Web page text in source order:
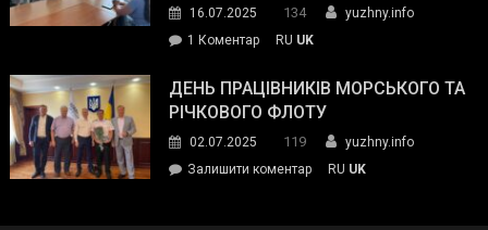
команда
укриття
16.07.2025 134
yuzhny.info
1 Коментардо
Південного
зустрілася
представниками
молодіжної
RU UK
ДЕНЬ ПРАЦІВНИКІВ МОРСЬКОГО ТА
РІЧКОВОГО ФЛОТУ
02.07.2025 119
yuzhny.info
Залишити коментарon
RU UK